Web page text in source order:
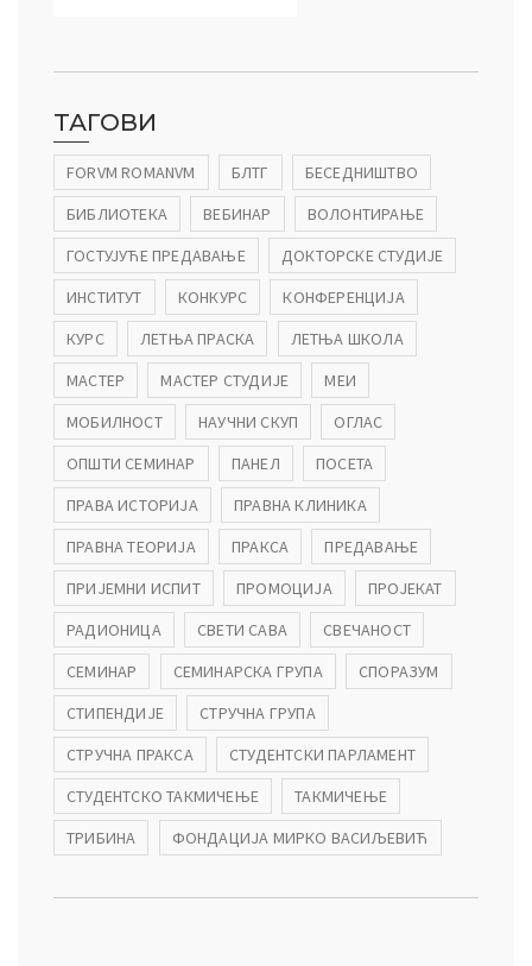
ТАГОВИ
FORVM ROMANVM БЛТГ
БЕСЕДНИШТВО
БИБЛИОТЕКА
ВЕБИНАР
ВОЛОНТИРАЊЕ
ГОСТУЈУЋЕ ПРЕДАВАЊЕ
ДОКТОРСКЕ СТУДИЈЕ
ИНСТИТУТ
КОНКУРС
КОНФЕРЕНЦИЈА
КУРС
ЛЕТЊА ПРАСКА
ЛЕТЊА ШКОЛА
МАСТЕР
МАСТЕР СТУДИЈЕ
МЕИ
МОБИЛНОСТ
НАУЧНИ СКУП
ОГЛАС
ОПШТИ СЕМИНАР
ПАНЕЛ
ПОСЕТА
ПРАВА ИСТОРИЈА
ПРАВНА КЛИНИКА
ПРАВНА ТЕОРИЈА
ПРАКСА
ПРЕДАВАЊЕ
ПРИЈЕМНИ ИСПИТ
ПРОМОЦИЈА
ПРОЈЕКАТ
РАДИОНИЦА
СВЕТИ САВА
СВЕЧАНОСТ
СЕМИНАР
СЕМИНАРСКА ГРУПА
СПОРАЗУМ
СТИПЕНДИЈЕ
СТРУЧНА ГРУПА
СТРУЧНА ПРАКСА
СТУДЕНТСКИ ПАРЛАМЕНТ
СТУДЕНТСКО ТАКМИЧЕЊЕ
ТАКМИЧЕЊЕ
ТРИБИНА
ФОНДАЦИЈА МИРКО ВАСИЉЕВИЋ